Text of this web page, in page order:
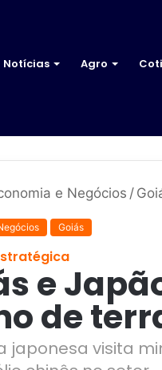
Notícias Agro
e Negócios /
Goiás
e
de
japonesa visita